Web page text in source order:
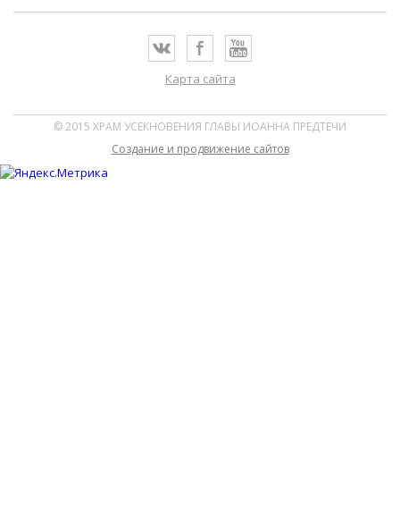
Карта сайта
© 2015 ХРАМ УСЕКНОВЕНИЯ ГЛАВЫ ИОАННА ПРЕДТЕЧИ
Cоздание и продвижение сайтов